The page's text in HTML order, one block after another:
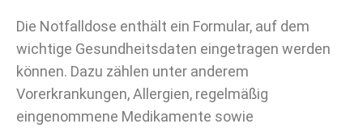
Die Notfalldose enthält ein Formular, auf dem
wichtige Gesundheitsdaten eingetragen werden
können. Dazu zählen unter anderem
Vorerkrankungen, Allergien, regelmäßig
eingenommene Medikamente sowie